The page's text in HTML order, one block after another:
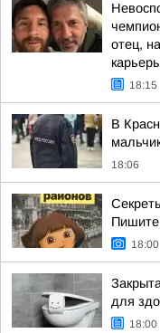
отец,
18:15
В
18:06
Пишите
18:00
для
18:00